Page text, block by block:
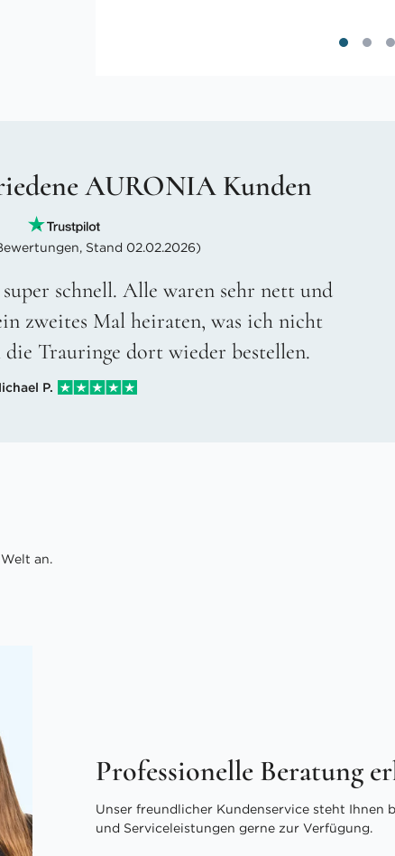
AURONIA Kunden
Stand 02.02.2026)
schnell. Alle waren sehr nett und
zweites Mal heiraten, was ich nicht
Trauringe dort wieder bestellen.
P.
an.
Professionelle Beratung
Unser freundlicher Kundenservice steht Ihnen
und Serviceleistungen gerne zur Verfügung.